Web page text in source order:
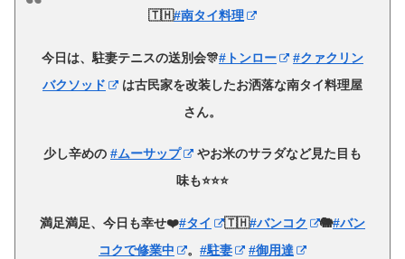
🇹🇭#南タイ料理
今日は、駐妻テニスの送別会🎊#トンロー
#クァクリン
バクソッド
は古民家を改装したお洒落な南タイ料理屋
さん。
少し辛めの #ムーサップ
やお米のサラダなど見た目も
味も⭐️⭐️⭐️
満足満足、今日も幸せ❤️#タイ 🇹🇭#バンコク 🐘#バン
コクで修業中
。 #駐妻
#御用達